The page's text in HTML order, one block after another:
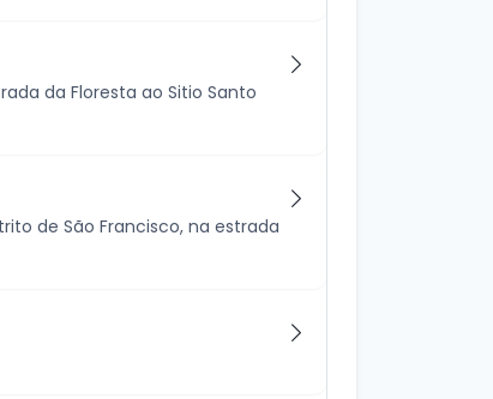
da Floresta ao Sitio Santo
de São Francisco, na estrada